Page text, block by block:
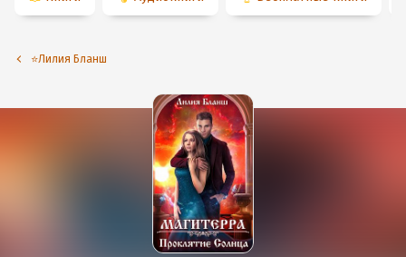
⭐️Лилия Бланш